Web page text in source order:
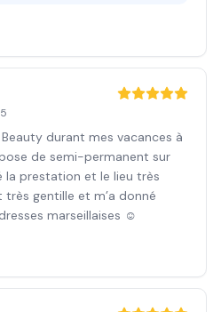
durant mes vacances à
de semi-permanent sur
la prestation et le lieu très
très gentille et m’a donné
marseillaises ☺️